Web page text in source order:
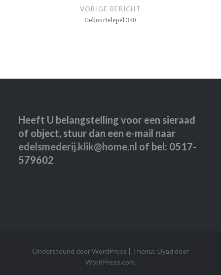
VORIGE BERICHT
Geboortelepel 350
Heeft U belangstelling voor een sieraad
of object, stuur dan een e-mail naar
edelsmederij.klik@home.nl of bel: 0517-
579602
Ondersteund door WordPress | Thema: Dyad door
WordPress.com.